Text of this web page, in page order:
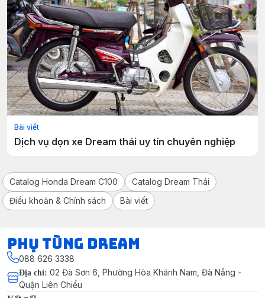
Bài viết
Dịch vụ dọn xe Dream thái uy tín chuyên nghiệp
Catalog Honda Dream C100
Catalog Dream Thái
Điều khoản & Chính sách
Bài viết
Phụ Tùng Dream
088 626 3338
Địa chỉ: 02 Đà Sơn 6, Phường Hòa Khánh Nam, Đà Nẵng -
Quận Liên Chiểu